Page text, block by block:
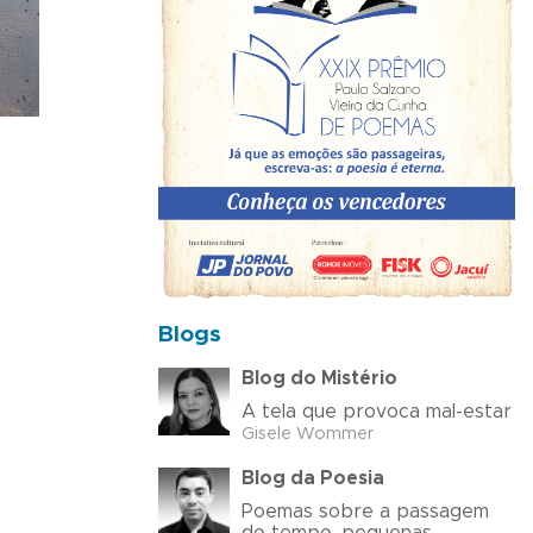
Blogs
Blog do Mistério
A tela que provoca mal-estar
Gisele Wommer
Blog da Poesia
Poemas sobre a passagem